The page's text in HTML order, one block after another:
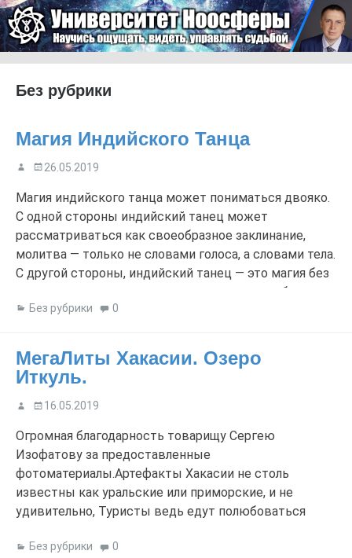
Университет Ноосферы
Без рубрики
Магия Индийского Танца
26.05.2019
Магия индийского танца может пониматься двояко.
С одной стороны индийский танец может
рассматриваться как своеобразное заклинание,
молитва — только не словами голоса, а словами тела.
С другой стороны, индийский танец — это магия без
всяких мистических элементов — сам по себе, как
художественное произведение. Интересно, что на
индийского […]
Без рубрики 0
МегаЛиты Хакасии. Озеро
Иткуль.
16.05.2019
Огромная благодарность товарищу Сергею
Изофатову за предоставленные
фотоматериалы.Артефакты Хакасии не столь
известны как уральские или приморские, и не
удивительно, Туристы ведь едут полюбоваться
знаменитые Красноярские столбы, то всё прочее
Без рубрики 0